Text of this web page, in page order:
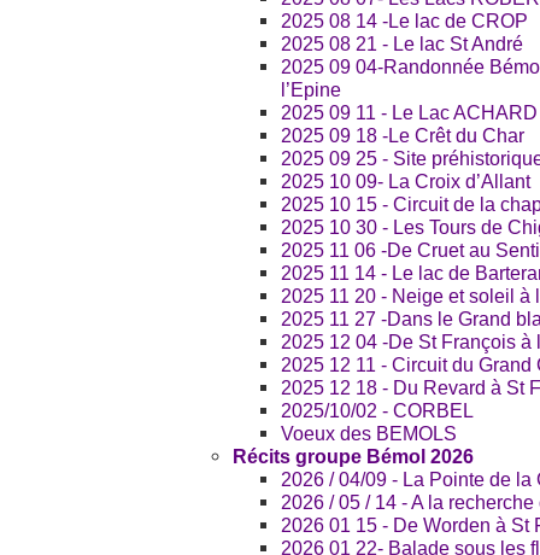
2025 08 14 -Le lac de CROP
2025 08 21 - Le lac St André
2025 09 04-Randonnée
l’Epine
2025 09 11 - Le Lac
2025 09 18 -Le Crêt du Char
2025 09 25 - Site
2025 10 09- La Croix d’Allant
2025 10 15 - Circuit de la
2025 10 30 - Les Tours de
2025 11 06 -De Cruet au
2025 11 14 - Le lac de
2025 11 20 - Neige et soleil à
2025 11 27 -Dans le Grand
2025 12 04 -De St François à
2025 12 11 - Circuit du Grand
2025 12 18 - Du Revard à St
2025/10/02 - CORBEL
Voeux des BEMOLS
Récits groupe Bémol 2026
2026 / 04/09 - La Pointe de la
2026 / 05 / 14 - A la
2026 01 15 - De Worden à St
2026 01 22- Balade sous les